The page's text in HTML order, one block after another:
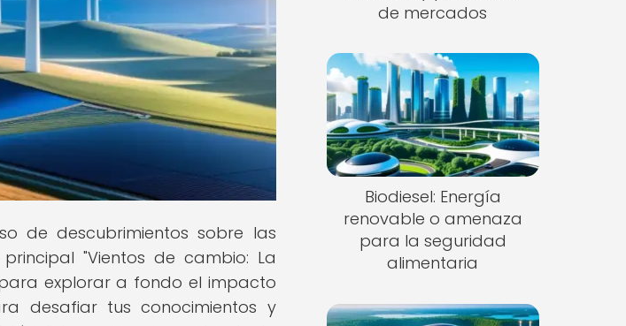
de descubrimientos sobre las
"Vientos de cambio: La
explorar a fondo el impacto
desafiar tus conocimientos y
de mercados
Biodiesel: Energía
renovable o amenaza
para la seguridad
alimentaria